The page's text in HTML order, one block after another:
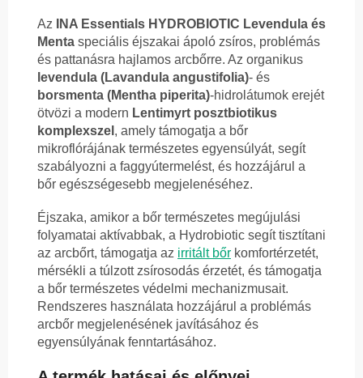
Az
INA Essentials HYDROBIOTIC Levendula és
Menta speciális éjszakai ápoló zsíros, problémás
és pattanásra hajlamos arcbőrre. Az organikus
levendula (Lavandula angustifolia)- és
borsmenta (Mentha piperita)-hidrolátumok erejét
ötvözi a modern Lentimyrt posztbiotikus
komplexszel , amely támogatja a bőr
mikroflórájának természetes egyensúlyát, segít
szabályozni a faggyútermelést, és hozzájárul a
bőr egészségesebb megjelenéséhez.
Éjszaka, amikor a bőr természetes megújulási
folyamatai aktívabbak, a Hydrobiotic segít tisztítani
az arcbőrt, támogatja az irritált bőr komfortérzetét,
mérsékli a túlzott zsírosodás érzetét, és támogatja
a bőr természetes védelmi mechanizmusait.
Rendszeres használata hozzájárul a problémás
arcbőr megjelenésének javításához és
egyensúlyának fenntartásához.